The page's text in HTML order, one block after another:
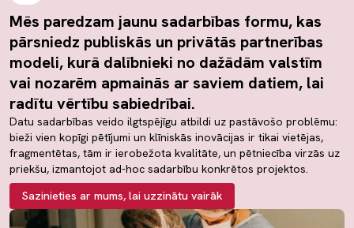
Mēs paredzam jaunu sadarbības formu, kas
pārsniedz publiskās un privātās partnerības
modeli, kurā dalībnieki no dažādām valstīm
vai nozarēm apmainās ar saviem datiem, lai
radītu vērtību sabiedrībai.
Datu sadarbības veido ilgtspējīgu atbildi uz pastāvošo problēmu:
bieži vien kopīgi pētījumi un klīniskās inovācijas ir tikai vietējas,
fragmentētas, tām ir ierobežota kvalitāte, un pētniecība virzās uz
priekšu, izmantojot ad-hoc sadarbību konkrētos projektos.
Sazinieties ar mums, lai uzzinātu vairāk